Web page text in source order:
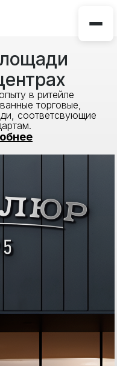
в ритейле
торговые,
соответсвующие